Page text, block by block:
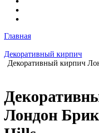
Главная
Декоративный кирпич
Декоративный кирпич
Лондон